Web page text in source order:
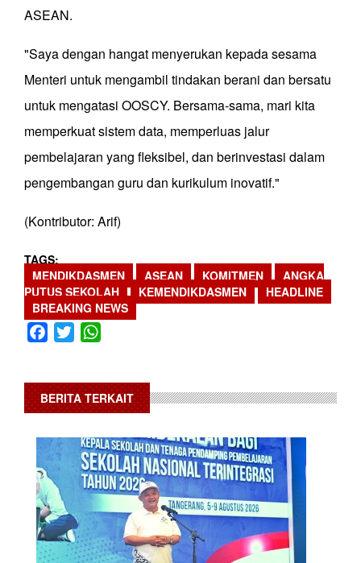
ASEAN.
"Saya dengan hangat menyerukan kepada sesama
Menteri untuk mengambil tindakan berani dan bersatu
untuk mengatasi OOSCY. Bersama-sama, mari kita
memperkuat sistem data, memperluas jalur
pembelajaran yang fleksibel, dan berinvestasi dalam
pengembangan guru dan kurikulum inovatif."
(Kontributor: Arif)
TAGS
MENDIKDASMEN
ASEAN KOMITMEN
ANGKA
PUTUS SEKOLAH
KEMENDIKDASMEN
HEADLINE
BREAKING NEWS
Facebook
Twitter
BERITA TERKAIT